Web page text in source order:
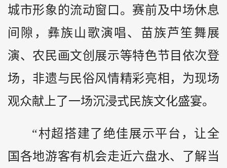
城市形象的流动窗口。赛前及中场休息
间隙，彝族山歌演唱、苗族芦笙舞展
演、农民画文创展示等特色节目依次登
场，非遗与民俗风情精彩亮相，为现场
观众献上了一场沉浸式民族文化盛宴。
“村超搭建了绝佳展示平台，让全
国各地游客有机会走近六盘水、了解当